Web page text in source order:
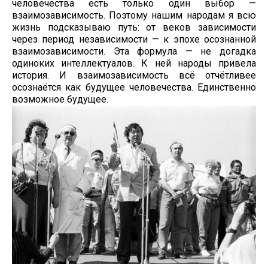
человечества есть только один выбор —
взаимозависимость. Поэтому нашим народам я всю
жизнь подсказываю путь: от веков зависимости
через период независимости — к эпохе осознанной
взаимозависимости. Эта формула — не догадка
одиноких интеллектуалов. К ней народы привела
история. И взаимозависимость всё отчётливее
осознаётся как будущее человечества. Единственно
возможное будущее.